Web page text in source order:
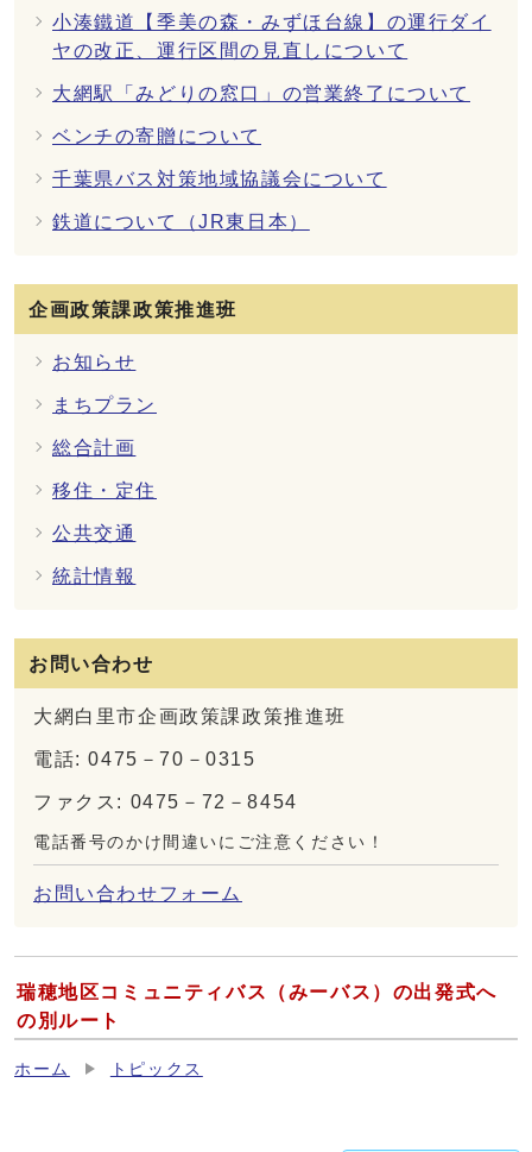
小湊鐵道【季美の森・みずほ台線】の運行ダイ
ヤの改正、運行区間の見直しについて
大網駅「みどりの窓口」の営業終了について
ベンチの寄贈について
千葉県バス対策地域協議会について
鉄道について（JR東日本）
企画政策課政策推進班
お知らせ
まちプラン
総合計画
移住・定住
公共交通
統計情報
お問い合わせ
大網白里市企画政策課政策推進班
電話: 0475－70－0315
ファクス: 0475－72－8454
電話番号のかけ間違いにご注意ください！
お問い合わせフォーム
瑞穂地区コミュニティバス（みーバス）の出発式へ
の別ルート
ホーム トピックス